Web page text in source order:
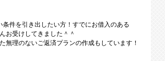
件を引き出したい方！すでにお借入のある
お受けしてきました＾＾
無理のないご返済プランの作成もしています！